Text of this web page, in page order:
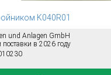
K040R01
und Anlagen GmbH
в 2026 году